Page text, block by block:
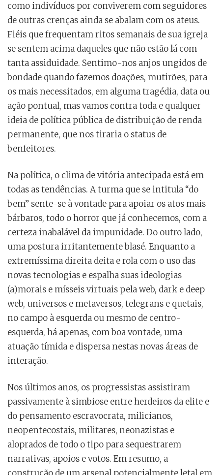
como indivíduos por conviverem com seguidores
de outras crenças ainda se abalam com os ateus.
Fiéis que frequentam ritos semanais de sua igreja
se sentem acima daqueles que não estão lá com
tanta assiduidade. Sentimo-nos anjos ungidos de
bondade quando fazemos doações, mutirões, para
os mais necessitados, em alguma tragédia, data ou
ação pontual, mas vamos contra toda e qualquer
ideia de política pública de distribuição de renda
permanente, que nos tiraria o status de
benfeitores.
Na política, o clima de vitória antecipada está em
todas as tendências. A turma que se intitula “do
bem” sente-se à vontade para apoiar os atos mais
bárbaros, todo o horror que já conhecemos, com a
certeza inabalável da impunidade. Do outro lado,
uma postura irritantemente blasé. Enquanto a
extremíssima direita deita e rola com o uso das
novas tecnologias e espalha suas ideologias
(a)morais e mísseis virtuais pela web, dark e deep
web, universos e metaversos, telegrans e quetais,
no campo à esquerda ou mesmo de centro-
esquerda, há apenas, com boa vontade, uma
atuação tímida e dispersa nestas novas áreas de
interação.
Nos últimos anos, os progressistas assistiram
passivamente à simbiose entre herdeiros da elite e
do pensamento escravocrata, milicianos,
neopentecostais, militares, neonazistas e
aloprados de todo o tipo para sequestrarem
narrativas, apoios e votos. Em resumo, a